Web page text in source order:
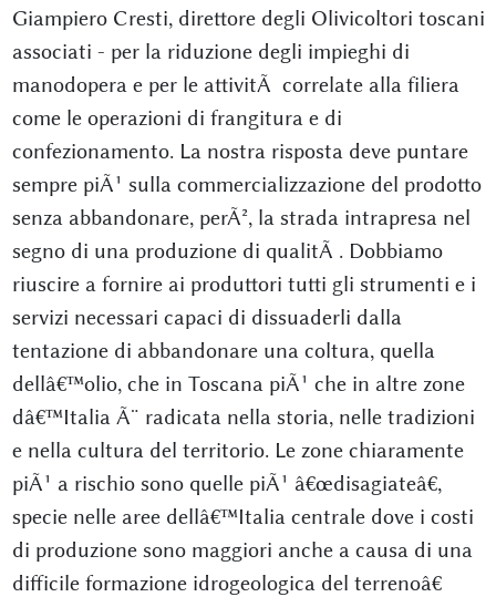
Giampiero Cresti, direttore degli Olivicoltori toscani
associati - per la riduzione degli impieghi di
manodopera e per le attivitÃ correlate alla filiera
come le operazioni di frangitura e di
confezionamento. La nostra risposta deve puntare
sempre piÃ¹ sulla commercializzazione del prodotto
senza abbandonare, perÃ², la strada intrapresa nel
segno di una produzione di qualitÃ . Dobbiamo
riuscire a fornire ai produttori tutti gli strumenti e i
servizi necessari capaci di dissuaderli dalla
tentazione di abbandonare una coltura, quella
dellâ€™olio, che in Toscana piÃ¹ che in altre zone
dâ€™Italia Ã¨ radicata nella storia, nelle tradizioni
e nella cultura del territorio. Le zone chiaramente
piÃ¹ a rischio sono quelle piÃ¹ â€œdisagiateâ€,
specie nelle aree dellâ€™Italia centrale dove i costi
di produzione sono maggiori anche a causa di una
difficile formazione idrogeologica del terrenoâ€